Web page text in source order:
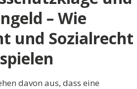
– Wie
und Sozialrecht
davon aus, dass eine